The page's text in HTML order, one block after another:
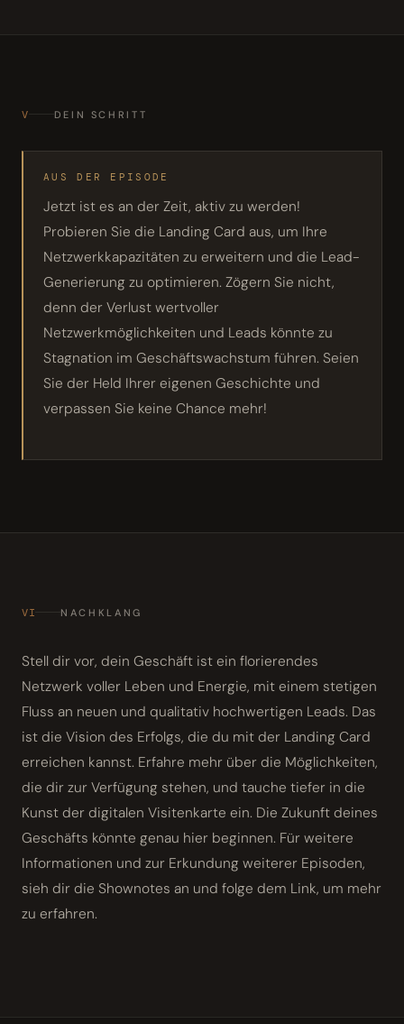
V DEIN SCHRITT
AUS DER EPISODE
Jetzt ist es an der Zeit, aktiv zu werden!
Probieren Sie die Landing Card aus, um Ihre
Netzwerkkapazitäten zu erweitern und die Lead-
Generierung zu optimieren. Zögern Sie nicht,
denn der Verlust wertvoller
Netzwerkmöglichkeiten und Leads könnte zu
Stagnation im Geschäftswachstum führen. Seien
Sie der Held Ihrer eigenen Geschichte und
verpassen Sie keine Chance mehr!
VI NACHKLANG
Stell dir vor, dein Geschäft ist ein florierendes
Netzwerk voller Leben und Energie, mit einem stetigen
Fluss an neuen und qualitativ hochwertigen Leads. Das
ist die Vision des Erfolgs, die du mit der Landing Card
erreichen kannst. Erfahre mehr über die Möglichkeiten,
die dir zur Verfügung stehen, und tauche tiefer in die
Kunst der digitalen Visitenkarte ein. Die Zukunft deines
Geschäfts könnte genau hier beginnen. Für weitere
Informationen und zur Erkundung weiterer Episoden,
sieh dir die Shownotes an und folge dem Link, um mehr
zu erfahren.